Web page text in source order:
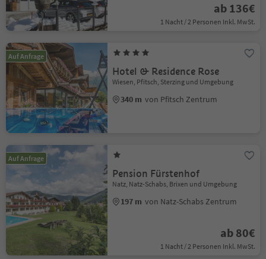
ab 136€
1 Nacht / 2 Personen Inkl. MwSt.
Auf Anfrage
Hotel & Residence Rose
Wiesen, Pfitsch, Sterzing und Umgebung
340 m von Pfitsch Zentrum
Auf Anfrage
Pension Fürstenhof
Natz, Natz-Schabs, Brixen und Umgebung
197 m von Natz-Schabs Zentrum
ab 80€
1 Nacht / 2 Personen Inkl. MwSt.